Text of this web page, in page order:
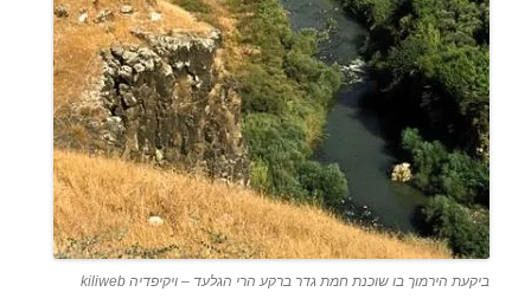
ביקעת הירמוך בו שוכנת חמת גדר ברקע הרי הגלעד – ויקיפדיה kiliweb